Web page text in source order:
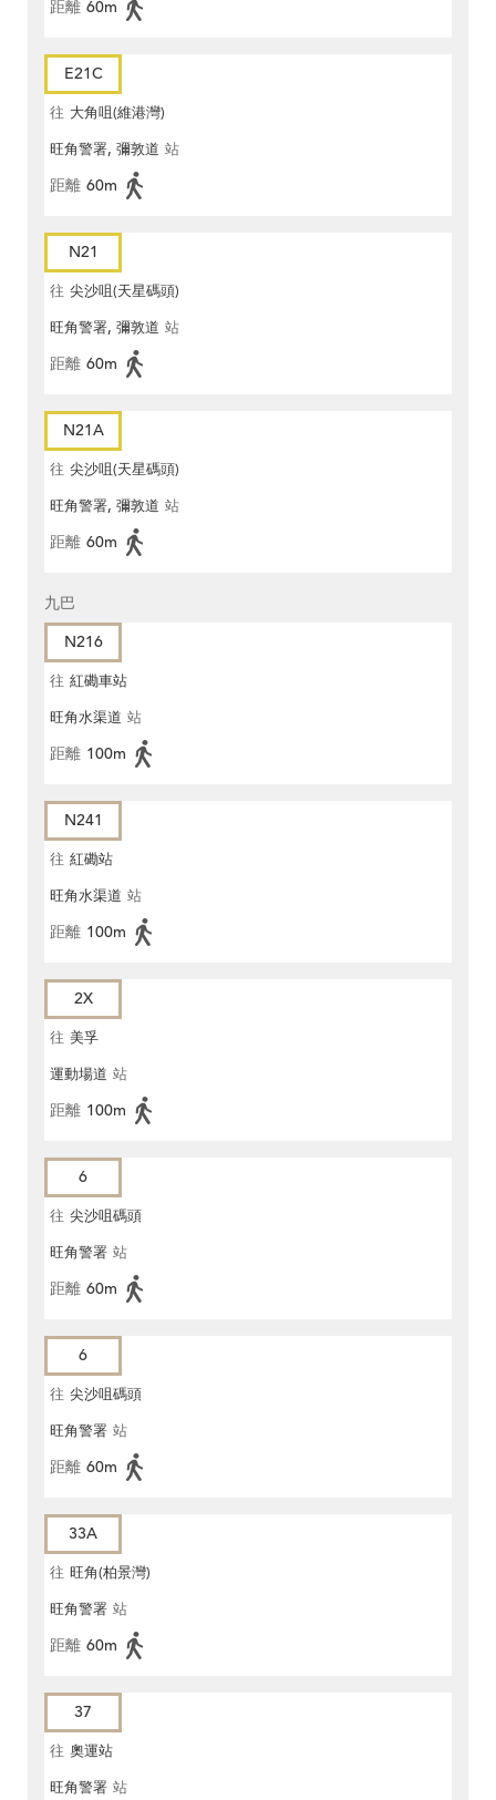
距離 60m
E21C
往 大角咀(維港灣)
旺角警署, 彌敦道 站
距離 60m
N21
往 尖沙咀(天星碼頭)
旺角警署, 彌敦道 站
距離 60m
N21A
往 尖沙咀(天星碼頭)
旺角警署, 彌敦道 站
距離 60m
九巴
N216
往 紅磡車站
旺角水渠道 站
距離 100m
N241
往 紅磡站
旺角水渠道 站
距離 100m
2X
往 美孚
運動場道 站
距離 100m
6
往 尖沙咀碼頭
旺角警署 站
距離 60m
6
往 尖沙咀碼頭
旺角警署 站
距離 60m
33A
往 旺角(柏景灣)
旺角警署 站
距離 60m
37
往 奧運站
旺角警署 站